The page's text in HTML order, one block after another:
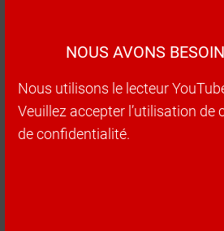
NOUS AVONS
Nous utilisons le lecteur
Veuillez accepter l’utilisation
de confidentialité.